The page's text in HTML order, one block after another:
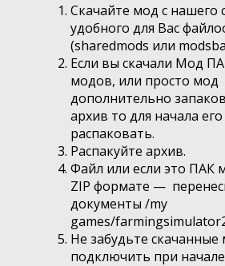
Скачайте мод с нашего
удобного для Вас
(sharedmods или
Если вы скачали Мод
модов, или просто мод
дополнительно
архив то для начала
распаковать.
Распакуйте архив.
Файл или если это ПАК
ZIP формате —
документы /my
games/
Не забудьте
подключить при